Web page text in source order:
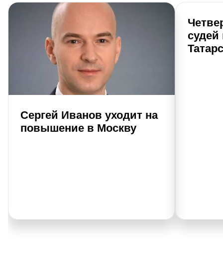
Сергей Иванов уходит на
повышение в Москву